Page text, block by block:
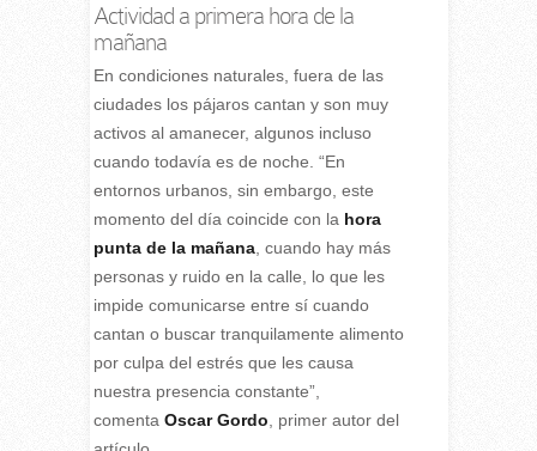
Actividad a primera hora de la
mañana
En condiciones naturales, fuera de las
ciudades los pájaros cantan y son muy
activos al amanecer, algunos incluso
cuando todavía es de noche. “En
entornos urbanos, sin embargo, este
momento del día coincide con la hora
punta de la mañana, cuando hay más
personas y ruido en la calle, lo que les
impide comunicarse entre sí cuando
cantan o buscar tranquilamente alimento
por culpa del estrés que les causa
nuestra presencia constante”,
comenta Oscar Gordo , primer autor del